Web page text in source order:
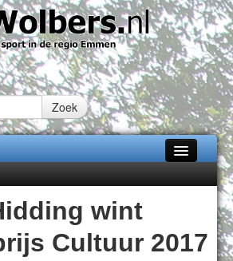
Zoek
Mieke Sijbom-Maatje
overtuigend van Almere City
wint
Cultuur 2017